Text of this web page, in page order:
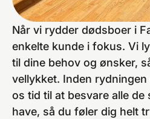
Når vi rydder dødsboer i
enkelte kunde i fokus. Vi
til dine behov og ønsker,
vellykket. Inden
os tid til at besvare alle
have, så du føler dig helt